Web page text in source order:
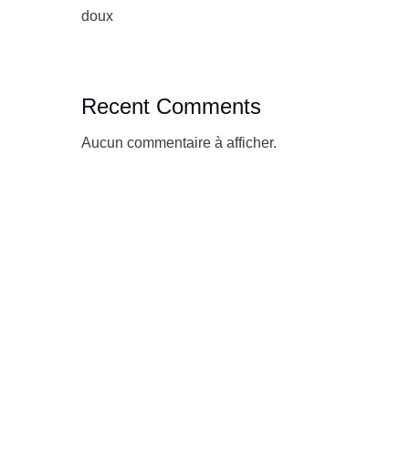
doux
Recent Comments
Aucun commentaire à afficher.